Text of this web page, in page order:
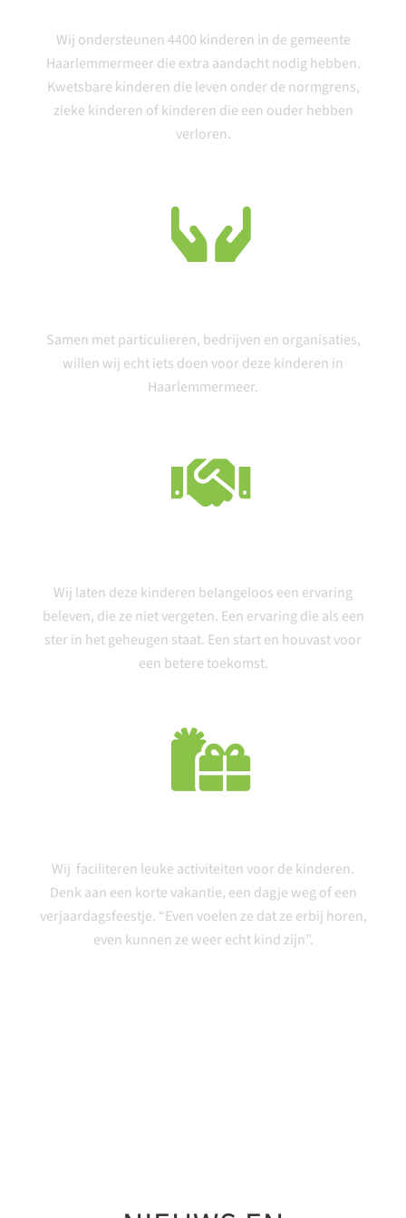
Wij ondersteunen 4400 kinderen in de gemeente
Haarlemmermeer die extra aandacht nodig hebben.
Kwetsbare kinderen die leven onder de normgrens,
zieke kinderen of kinderen die een ouder hebben
verloren.
Samen met particulieren, bedrijven en organisaties,
willen wij echt iets doen voor deze kinderen in
Haarlemmermeer.
Wij laten deze kinderen belangeloos een ervaring
beleven, die ze niet vergeten. Een ervaring die als een
ster in het geheugen staat. Een start en houvast voor
een betere toekomst.
Wij faciliteren leuke activiteiten voor de kinderen.
Denk aan een korte vakantie, een dagje weg of een
verjaardagsfeestje. “Even voelen ze dat ze erbij horen,
even kunnen ze weer echt kind zijn”.